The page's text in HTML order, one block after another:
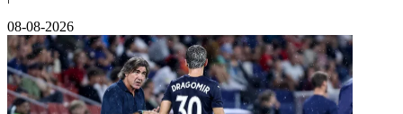
08-08-2026